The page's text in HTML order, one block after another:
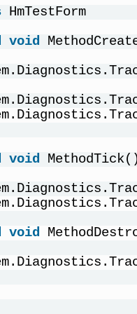
HmTestForm
void
void
void